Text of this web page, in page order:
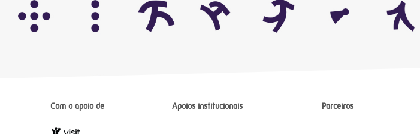
Com o apoio de Apoios institucionais Parceiros